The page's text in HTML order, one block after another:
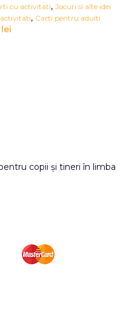
cu activitati, Jocuri si alte idei
, Carti pentru adulti
lei
copii și tineri în limba